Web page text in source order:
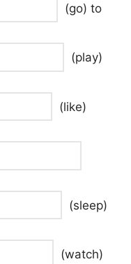
(go) to
(play)
(like)
(sleep)
(watch)